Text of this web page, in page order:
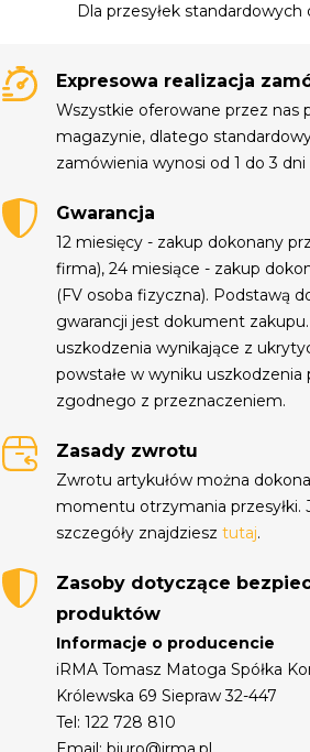
Dla przesyłek standardowych
Expresowa realizacja
Wszystkie oferowane przez nas
magazynie, dlatego
zamówienia wynosi od 1 do 3
Gwarancja
12 miesięcy - zakup dokonany
firma), 24 miesiące - zakup
(FV osoba fizyczna). Podstawą
gwarancji jest dokument
uszkodzenia wynikające z
powstałe w wyniku uszkodzenia
zgodnego z przeznaczeniem.
Zasady zwrotu
Zwrotu artykułów można
momentu otrzymania przesyłki.
szczegóły znajdziesztutaj.
Zasoby dotyczące
produktów
Informacje o producencie
iRMA Tomasz Matoga Spółka
Królewska 69 Siepraw 32-447
Tel: 122 728 810